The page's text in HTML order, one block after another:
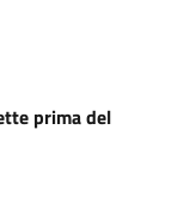
prima del